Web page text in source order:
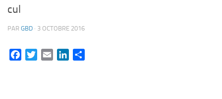
cul
PAR GBD · 3 OCTOBRE 2016
FacebookTwitterEmail LinkedIn